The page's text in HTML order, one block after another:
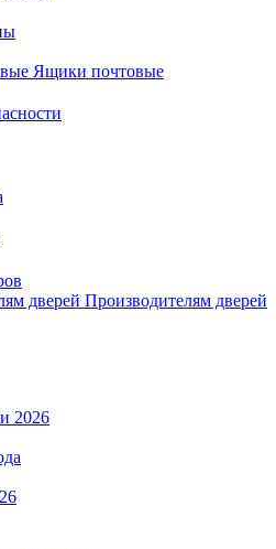
Ящики почтовые
Производителям дверей
2026